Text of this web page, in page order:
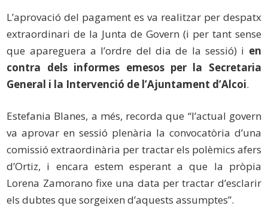
L’aprovació del pagament es va realitzar per despatx
extraordinari de la Junta de Govern (i per tant sense
que apareguera a l’ordre del dia de la sessió) i en
contra dels informes emesos per la Secretaria
General i la Intervenció de l’Ajuntament d’Alcoi.
Estefania Blanes, a més, recorda que “l’actual govern
va aprovar en sessió plenària la convocatòria d’una
comissió extraordinària per tractar els polèmics afers
d’Ortiz, i encara estem esperant a que la pròpia
Lorena Zamorano fixe una data per tractar d’esclarir
els dubtes que sorgeixen d’aquests assumptes”.